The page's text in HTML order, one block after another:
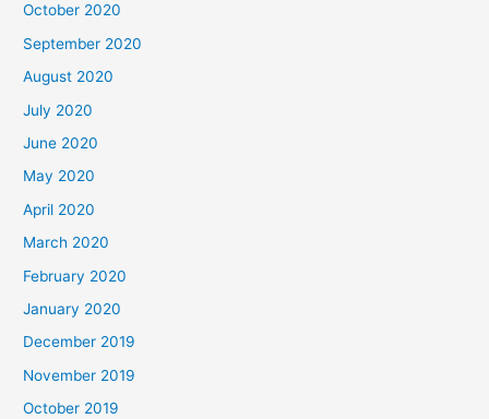
October 2020
September 2020
August 2020
July 2020
June 2020
May 2020
April 2020
March 2020
February 2020
January 2020
December 2019
November 2019
October 2019